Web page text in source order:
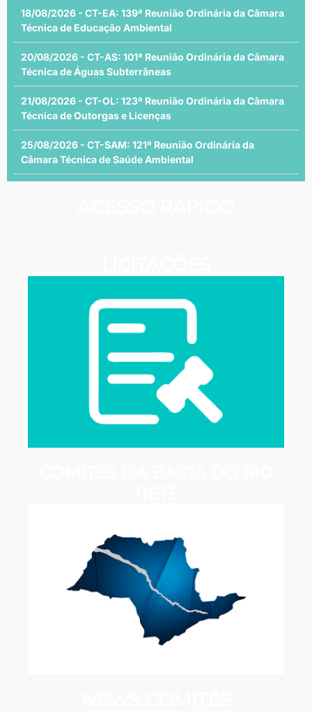
18/08/2026 - CT-EA: 139ª Reunião Ordinária da Câmara
Técnica de Educação Ambiental
20/08/2026 - CT-AS: 101ª Reunião Ordinária da Câmara
Técnica de Águas Subterrâneas
21/08/2026 - CT-OL: 123ª Reunião Ordinária da Câmara
Técnica de Outorgas e Licenças
25/08/2026 - CT-SAM: 121ª Reunião Ordinária da
Câmara Técnica de Saúde Ambiental